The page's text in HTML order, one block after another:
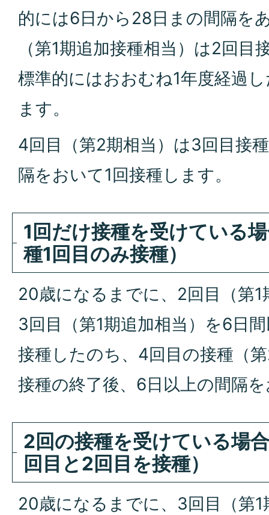
的には6日から28日まの間隔を
（第1期追加接種相当）は2回目
標準的にはおおむね1年度経過
ます。
4回目（第2期相当）は3回目接
隔をおいて1回接種します。
1回だけ接種を受けている
種1回目のみ接種）
20歳になるまでに、2回目（第
3回目（第1期追加相当）を6日
接種したのち、4回目の接種（
接種の終了後、6日以上の間隔
2回の接種を受けている場
回目と2回目を接種）
20歳になるまでに、3回目（第